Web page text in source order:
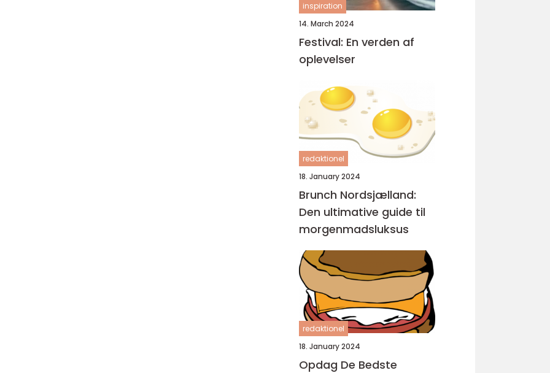
inspiration
14. March 2024
Festival: En verden af
oplevelser
redaktionel
18. January 2024
Brunch Nordsjælland:
Den ultimative guide til
morgenmadsluksus
redaktionel
18. January 2024
Opdag De Bedste